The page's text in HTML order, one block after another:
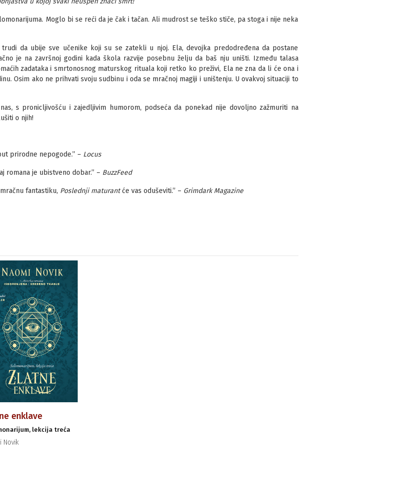
Moglo bi se reći da je čak i tačan. Ali mudrost se teško stiče, pa stoga i nije neka
da ubije sve učenike koji su se zatekli u njoj. Ela, devojka predodređena da postane
je na završnoj godini kada škola razvije posebnu želju da baš nju uništi. Između talasa
zadataka i smrtonosnog maturskog rituala koji retko ko preživi, Ela ne zna da li će ona i
Osim ako ne prihvati svoju sudbinu i oda se mračnoj magiji i uništenju. U ovakvoj situaciji to
s pronicljivošću i zajedljivim humorom, podseća da ponekad nije dovoljno zažmuriti na
o njih!
prirodne nepogode.” – Locus
romana je ubistveno dobar.” – BuzzFeed
fantastiku, Poslednji maturantće vas oduševiti.” – Grimdark Magazine
enklave
lekcija treća
Novik